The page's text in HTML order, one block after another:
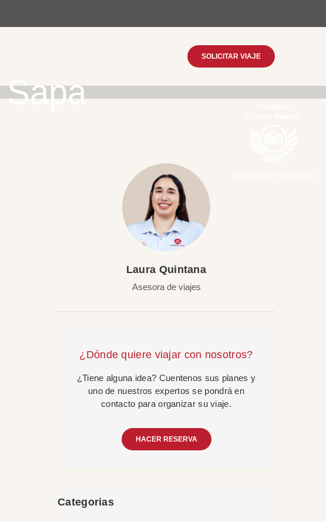
SOLICITAR VIAJE
Laura Quintana
Asesora de viajes
¿Dónde quiere viajar con nosotros?
¿Tiene alguna idea? Cuentenos sus planes y
uno de nuestros expertos se pondrá en
contacto para organizar su viaje.
HACER RESERVA
Categorias